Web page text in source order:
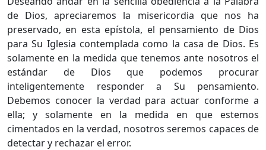
de Dios, apreciaremos la misericordia que nos ha
preservado, en esta epístola, el pensamiento de Dios
para Su Iglesia contemplada como la casa de Dios. Es
solamente en la medida que tenemos ante nosotros el
estándar de Dios que podemos procurar
inteligentemente responder a Su pensamiento.
Debemos conocer la verdad para actuar conforme a
ella; y solamente en la medida en que estemos
cimentados en la verdad, nosotros seremos capaces de
detectar y rechazar el error.